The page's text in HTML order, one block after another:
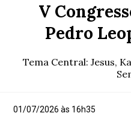
V
Pedro
Tema Central: Jesus,
01/07/2026 às 16h35